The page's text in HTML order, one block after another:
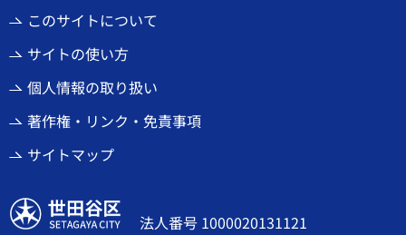
このサイトについて
サイトの使い方
個人情報の取り扱い
著作権・リンク・免責事項
サイトマップ
世田谷区
法人番号 1000020131121